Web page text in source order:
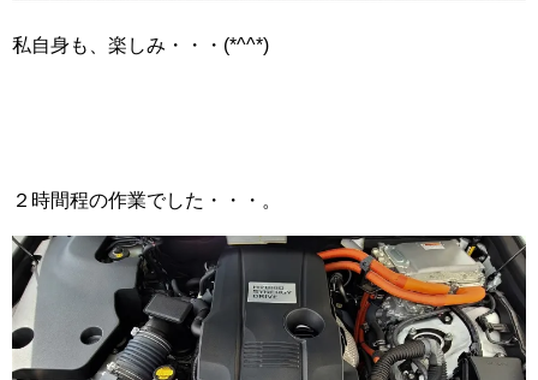
私自身も、楽しみ・・・(*^^*)
２時間程の作業でした・・・。